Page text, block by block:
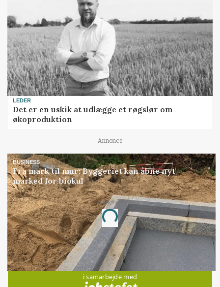
LEDER
Det er en uskik at udlægge et røgslør om
økoproduktion
Annonce
BUSINESS
Fra mark til mur: Byggeriet kan åbne nyt
marked for biokul
Annonce
Loading...
Jobs
i samarbejde med